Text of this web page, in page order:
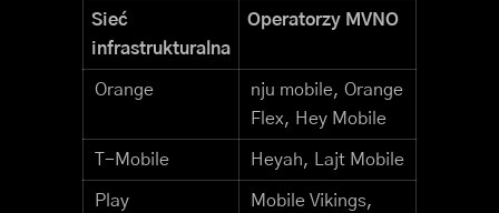
Sieć
infrastrukturalna
Operatorzy MVNO
Orange
nju mobile, Orange
Flex, Hey Mobile
T-Mobile Heyah, Lajt Mobile
Play
Mobile Vikings,